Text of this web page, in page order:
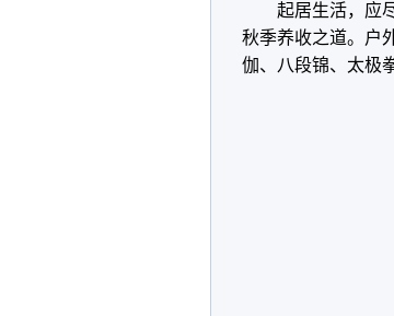
起居生活，应
秋季养收之道。户
伽、八段锦、太极